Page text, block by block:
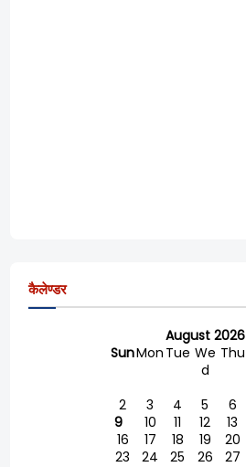
कैलेण्डर
August 2026
SunMon Tue We
d
Thu
2
3 4 5 6
9
10 11 12 13
16
17 18 19 20
23
24 25 26 27